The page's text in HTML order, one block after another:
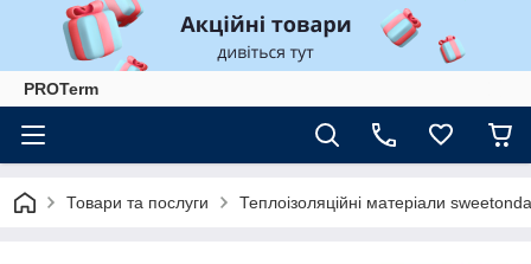
PROTerm
Товари та послуги Теплоізоляційні матеріали